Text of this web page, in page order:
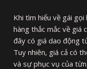
Khi tìm hiểu về gái gọi
hàng thắc mắc về giá
đây có giá dao động
Tuy nhiên, giá cả có
và sự phục vụ của